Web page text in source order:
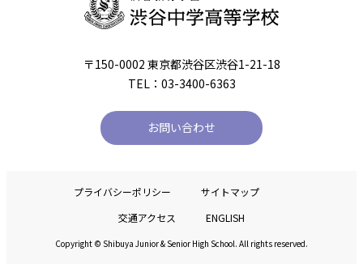
〒150-0002 東京都渋谷区渋谷1-21-18
TEL：03-3400-6363
お問い合わせ
プライバシーポリシー
サイトマップ
交通アクセス
ENGLISH
Copyright © Shibuya Junior & Senior High School. All rights reserved.